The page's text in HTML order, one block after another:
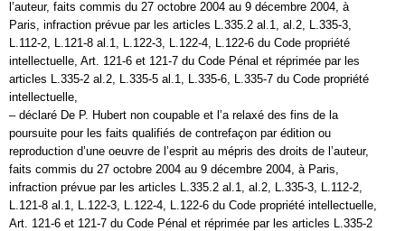
l’auteur, faits commis du 27 octobre 2004 au 9 décembre 2004, à
Paris, infraction prévue par les articles L.335.2 al.1, al.2, L.335-3,
L.112-2, L.121-8 al.1, L.122-3, L.122-4, L.122-6 du Code propriété
intellectuelle, Art. 121-6 et 121-7 du Code Pénal et réprimée par les
articles L.335-2 al.2, L.335-5 al.1, L.335-6, L.335-7 du Code propriété
intellectuelle,
– déclaré De P. Hubert non coupable et l’a relaxé des fins de la
poursuite pour les faits qualifiés de contrefaçon par édition ou
reproduction d’une oeuvre de l’esprit au mépris des droits de l’auteur,
faits commis du 27 octobre 2004 au 9 décembre 2004, à Paris,
infraction prévue par les articles L.335.2 al.1, al.2, L.335-3, L.112-2,
L.121-8 al.1, L.122-3, L.122-4, L.122-6 du Code propriété intellectuelle,
Art. 121-6 et 121-7 du Code Pénal et réprimée par les articles L.335-2